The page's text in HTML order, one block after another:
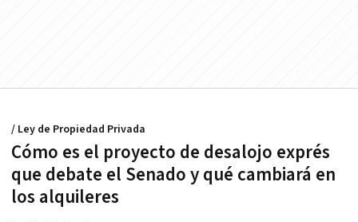
Cómo es el proyecto de desalojo exprés
que debate el Senado y qué cambiará en
los alquileres
/ Ley de Propiedad Privada